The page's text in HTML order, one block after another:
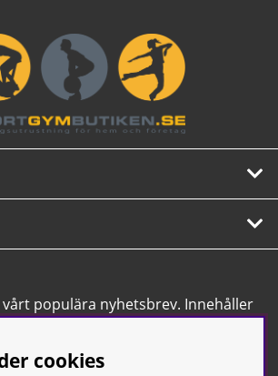
populära nyhetsbrev. Innehåller
allra bästa erbjudanden.
cookies